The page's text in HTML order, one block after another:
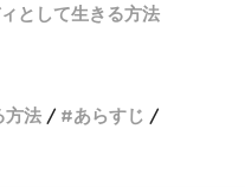
として生きる方法
方法
あらすじ